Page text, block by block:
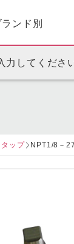
ランド別
力してくださ
タップ NPT1/8－